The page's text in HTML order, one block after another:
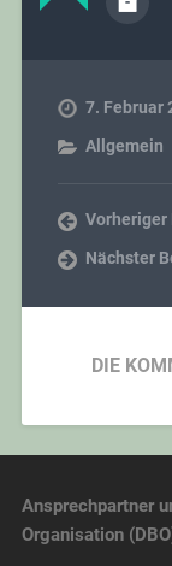
7. Februar
Allgemein
Vorheriger
Nächster
DIE
Ansprechpartner
Organisation